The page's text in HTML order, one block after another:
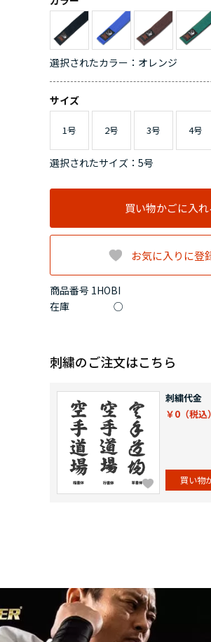
商品番号 1HOBI
在庫 ○
選択されたカラー：オレンジ
サイズ
1号 2号 3号 4号
選択されたサイズ：5号
買い物かごに入れ
お気に入りに登
刺繍のご注文はこちら
刺繍代金
￥0
買い物